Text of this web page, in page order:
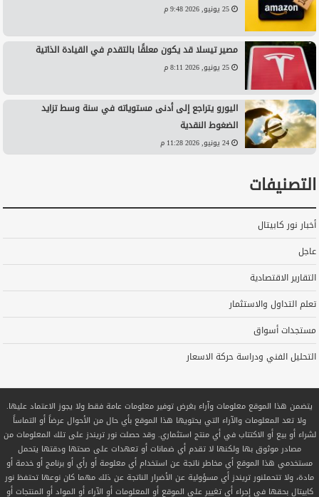
25 يونيو, 2026 9:48 م
مصير تيسلا قد يكون معلقًا بالتقدم في القيادة الذاتية
25 يونيو, 2026 8:11 م
اليورو يتراجع إلى أدنى مستوياته في سنة وسط تزايد
الضغوط النقدية
24 يونيو, 2026 11:28 م
التصنيفات
أخبار نور كابيتال
عاجل
التقارير الاقتصادية
تعلم التداول والاستثمار
مستجدات أسواق
التحليل الفني ودراسة حركة الاسعار
يتضمن هذا الموقع معلومات وآراء بغرض توفير معلومات عامة فقط ولا يجوز الاعتماد عليها.
ولا تعد المعلومات والآراء التي يحتويها هذا الموقع بأي حال من الأحوال عرضاً أو التماساً
لشراء أو بيع أو الاكتتاب في أي منتج استثماري. وقد حصلت نور تريندز على تلك المعلومات من
مصادر موثوق بها ولكنها لا تقدم أي ضمانات أو تعهدات على صحتها ودقتها يتحمل
مستخدمي هذا الموقع أي مخاطر ناتجة عن استخدام أي معلومة أو رأي أو برنامج أو خدمة أو
مادة، ولا تتحملنور تريندز أي مسؤولية عن الأضرار الناتجة عن ذلك مهما كان نوعها تحتفظ نور
كابيتال بحقها في إجراء أي تغيير على الموقع أو المعلومات أو الآراء أو المواد أو المنتجات أو